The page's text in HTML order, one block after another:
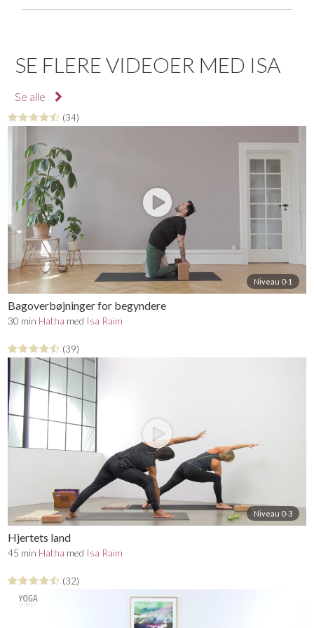
SE FLERE VIDEOER MED ISA
Se alle
(34)
Niveau 0-1
Bagoverbøjninger for begyndere
30 min Hatha med Isa Raim
(39)
Niveau 0-3
Hjertets land
45 min Hatha med Isa Raim
(32)